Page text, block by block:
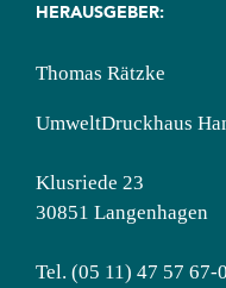
HERAUSGEBER:
Thomas Rätzke
UmweltDruckhaus
Klusriede 23
30851 Langenhagen
Tel. (05 11) 47 57 67-0